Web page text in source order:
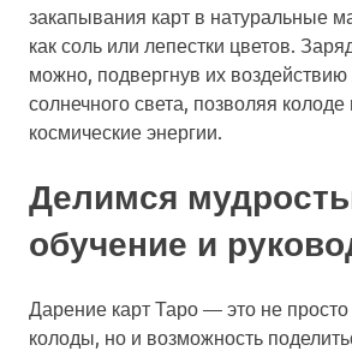
закапывания карт в натуральные
как соль или лепестки цветов.
можно, подвергнув их воздействию
солнечного света, позволяя колоде
космические энергии.
Делимся
обучение и
Дарение карт Таро — это не
колоды, но и возможность